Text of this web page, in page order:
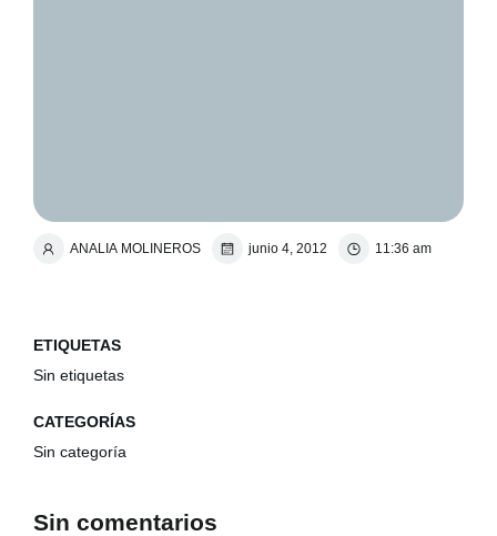
ANALIA MOLINEROS junio 4, 2012 11:36 am
ETIQUETAS
Sin etiquetas
CATEGORÍAS
Sin categoría
Sin comentarios